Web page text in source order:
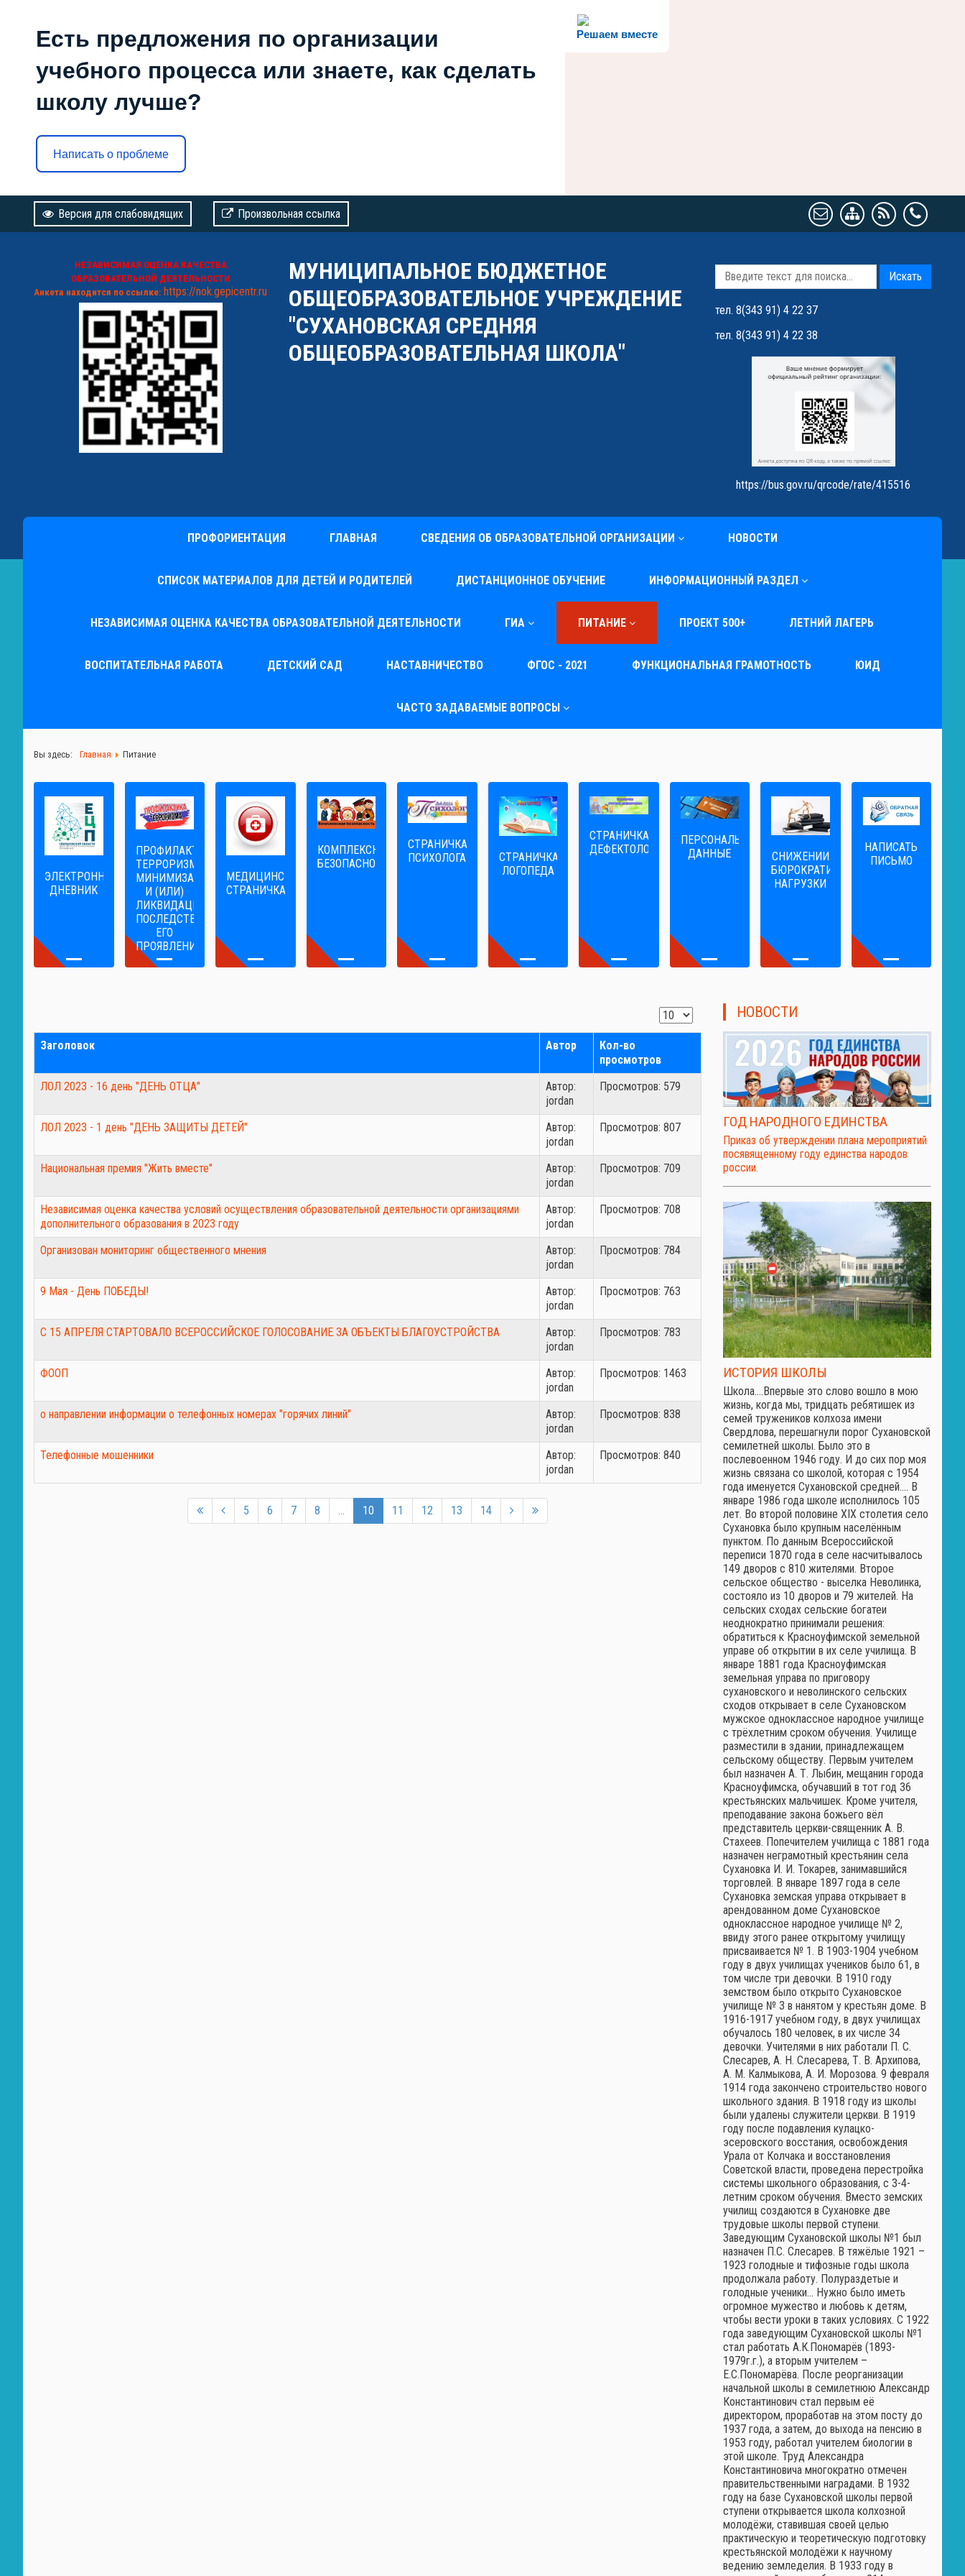
Решаем вместе
Есть предложения по организации
учебного процесса или знаете, как сделать
школу лучше?
Написать о проблеме
Версия для слабовидящих Произвольная ссылка
НЕЗАВИСИМАЯ ОЦЕНКА КАЧЕСТВА
ОБРАЗОВАТЕЛЬНОЙ ДЕЯТЕЛЬНОСТИ
Анкета находится по ссылке: https://nok.gepicentr.ru
МУНИЦИПАЛЬНОЕ БЮДЖЕТНОЕ
ОБЩЕОБРАЗОВАТЕЛЬНОЕ УЧРЕЖДЕНИЕ
"СУХАНОВСКАЯ СРЕДНЯЯ
ОБЩЕОБРАЗОВАТЕЛЬНАЯ ШКОЛА"
Искать
тел. 8(343 91) 4 22 37
тел. 8(343 91) 4 22 38
https://bus.gov.ru/qrcode/rate/415516
ПРОФОРИЕНТАЦИЯ ГЛАВНАЯ СВЕДЕНИЯ ОБ ОБРАЗОВАТЕЛЬНОЙ ОРГАНИЗАЦИИ НОВОСТИ
СПИСОК МАТЕРИАЛОВ ДЛЯ ДЕТЕЙ И РОДИТЕЛЕЙ ДИСТАНЦИОННОЕ ОБУЧЕНИЕ ИНФОРМАЦИОННЫЙ РАЗДЕЛ
НЕЗАВИСИМАЯ ОЦЕНКА КАЧЕСТВА ОБРАЗОВАТЕЛЬНОЙ ДЕЯТЕЛЬНОСТИ ГИА ПИТАНИЕ ПРОЕКТ 500+ ЛЕТНИЙ ЛАГЕРЬ
ВОСПИТАТЕЛЬНАЯ РАБОТА ДЕТСКИЙ САД НАСТАВНИЧЕСТВО ФГОС - 2021 ФУНКЦИОНАЛЬНАЯ ГРАМОТНОСТЬ ЮИД
ЧАСТО ЗАДАВАЕМЫЕ ВОПРОСЫ
Вы здесь: Главная Питание
ЭЛЕКТРОННЫЙ
ДНЕВНИК
ПРОФИЛАКТИКА
ТЕРРОРИЗМА,
МИНИМИЗАЦИЯ
И (ИЛИ)
ЛИКВИДАЦИЯ
ПОСЛЕДСТВИЙ
ЕГО
ПРОЯВЛЕНИЙ
МЕДИЦИНСКАЯ
СТРАНИЧКА
КОМПЛЕКСНАЯ
БЕЗОПАСНОСТЬ
СТРАНИЧКА
ПСИХОЛОГА
СТРАНИЧКА
ЛОГОПЕДА
СТРАНИЧКА
ДЕФЕКТОЛОГА
ПЕРСОНАЛЬНЫЕ
ДАННЫЕ
CНИЖЕНИИ
БЮРОКРАТИЧЕСКОЙ
НАГРУЗКИ
НАПИСАТЬ
ПИСЬМО
Заголовок Автор
Кол-во
просмотров
ЛОЛ 2023 - 16 день "ДЕНЬ ОТЦА"
Автор:
jordan
Просмотров: 579
ЛОЛ 2023 - 1 день "ДЕНЬ ЗАЩИТЫ ДЕТЕЙ"
Автор:
jordan
Просмотров: 807
Национальная премия "Жить вместе"
Автор:
jordan
Просмотров: 709
Независимая оценка качества условий осуществления образовательной деятельности организациями
дополнительного образования в 2023 году
Автор:
jordan
Просмотров: 708
Организован мониторинг общественного мнения
Автор:
jordan
Просмотров: 784
9 Мая - День ПОБЕДЫ!
Автор:
jordan
Просмотров: 763
C 15 АПРЕЛЯ СТАРТОВАЛО ВСЕРОССИЙСКОЕ ГОЛОСОВАНИЕ ЗА ОБЪЕКТЫ БЛАГОУСТРОЙСТВА
Автор:
jordan
Просмотров: 783
ФООП
Автор:
jordan
Просмотров: 1463
о направлении информации о телефонных номерах "горячих линий"
Автор:
jordan
Просмотров: 838
Телефонные мошенники
Автор:
jordan
Просмотров: 840
5 6 7 8 ... 10 11 12 13 14
НОВОСТИ
ГОД НАРОДНОГО ЕДИНСТВА
Приказ об утверждении плана мероприятий
посявященному году единства народов
россии.
ИСТОРИЯ ШКОЛЫ
Школа.…Впервые это слово вошло в мою
жизнь, когда мы, тридцать ребятишек из
семей тружеников колхоза имени
Свердлова, перешагнули порог Сухановской
семилетней школы. Было это в
послевоенном 1946 году. И до сих пор моя
жизнь связана со школой, которая с 1954
года именуется Сухановской средней.… В
январе 1986 года школе исполнилось 105
лет. Во второй половине XIX столетия село
Сухановка было крупным населённым
пунктом. По данным Всероссийской
переписи 1870 года в селе насчитывалось
149 дворов с 810 жителями. Второе
сельское общество - выселка Неволинка,
состояло из 10 дворов и 79 жителей. На
сельских сходах сельские богатеи
неоднократно принимали решения:
обратиться к Красноуфимской земельной
управе об открытии в их селе училища. В
январе 1881 года Красноуфимская
земельная управа по приговору
сухановского и неволинского сельских
сходов открывает в селе Сухановском
мужское одноклассное народное училище
с трёхлетним сроком обучения. Училище
разместили в здании, принадлежащем
сельскому обществу. Первым учителем
был назначен А. Т. Лыбин, мещанин города
Красноуфимска, обучавший в тот год 36
крестьянских мальчишек. Кроме учителя,
преподавание закона божьего вёл
представитель церкви-священник А. В.
Стахеев. Попечителем училища с 1881 года
назначен неграмотный крестьянин села
Сухановка И. И. Токарев, занимавшийся
торговлей. В январе 1897 года в селе
Сухановка земская управа открывает в
арендованном доме Сухановское
одноклассное народное училище № 2,
ввиду этого ранее открытому училищу
присваивается № 1. В 1903-1904 учебном
году в двух училищах учеников было 61, в
том числе три девочки. В 1910 году
земством было открыто Сухановское
училище № 3 в нанятом у крестьян доме. В
1916-1917 учебном году, в двух училищах
обучалось 180 человек, в их числе 34
девочки. Учителями в них работали П. С.
Слесарев, А. Н. Слесарева, Т. В. Архипова,
А. М. Калмыкова, А. И. Морозова. 9 февраля
1914 года закончено строительство нового
школьного здания. В 1918 году из школы
были удалены служители церкви. В 1919
году после подавления кулацко-
эсеровского восстания, освобождения
Урала от Колчака и восстановления
Советской власти, проведена перестройка
системы школьного образования, с 3-4-
летним сроком обучения. Вместо земских
училищ создаются в Сухановке две
трудовые школы первой ступени.
Заведующим Сухановской школы №1 был
назначен П.С. Слесарев. В тяжёлые 1921 –
1923 голодные и тифозные годы школа
продолжала работу. Полураздетые и
голодные ученики… Нужно было иметь
огромное мужество и любовь к детям,
чтобы вести уроки в таких условиях. С 1922
года заведующим Сухановской школы №1
стал работать А.К.Пономарёв (1893-
1979г.г.), а вторым учителем –
Е.С.Пономарёва. После реорганизации
начальной школы в семилетнюю Александр
Константинович стал первым её
директором, проработав на этом посту до
1937 года, а затем, до выхода на пенсию в
1953 году, работал учителем биологии в
этой школе. Труд Александра
Константиновича многократно отмечен
правительственными наградами. В 1932
году на базе Сухановской школы первой
ступени открывается школа колхозной
молодёжи, ставившая своей целью
практическую и теоретическую подготовку
крестьянской молодёжи к научному
ведению земледелия. В 1933 году в